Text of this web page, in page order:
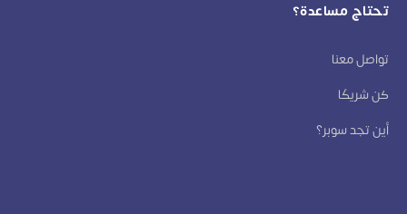
تحتاج مساعدة؟
تواصل معنا
كن شريكًا
أين تجد سوبر؟